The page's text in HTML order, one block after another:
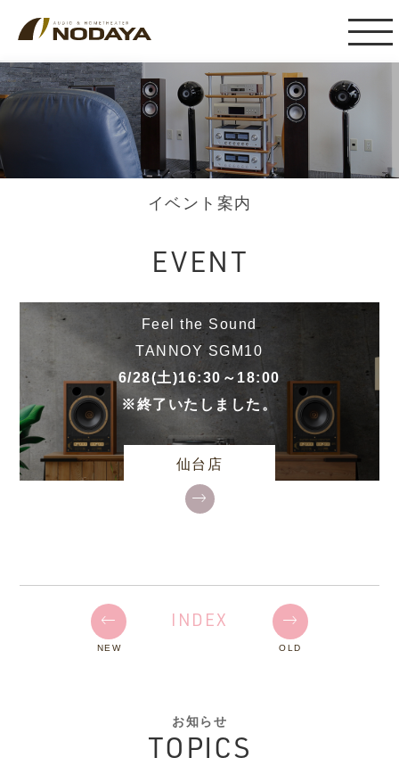
イベント案内
EVENT
Feel the Sound
TANNOY SGM10
6/28(土)16:30～18:00
※終了いたしました。
仙台店
NEW
INDEX
OLD
お知らせ
TOPICS